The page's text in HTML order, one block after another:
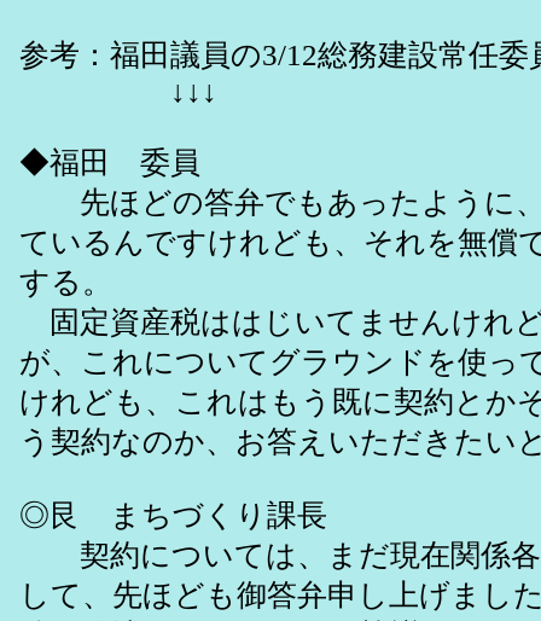
参考：福田議員の3/12総務建設常任
↓↓↓
◆福田 委員
先ほどの答弁でもあったように、
ているんですけれども、それを無償
する。
固定資産税ははじいてませんけれ
が、これについてグラウンドを使っ
けれども、これはもう既に契約とか
う契約なのか、お答えいただきたい
◎艮 まちづくり課長
契約については、まだ現在関係各
して、先ほども御答弁申し上げまし